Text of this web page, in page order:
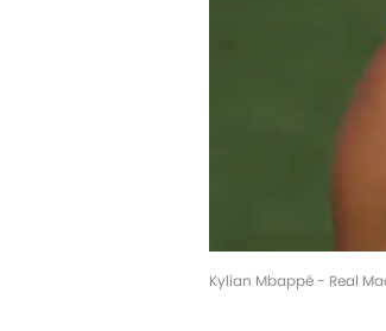
Kylian Mbappé - Real